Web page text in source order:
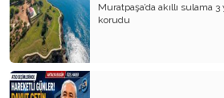
BİR SERGİ İKİ SANATÇI
SELMA RIZA İLK TÜRK KADIN
UĞUR MUMCU UNUTMADIK
Muratpaşa’da akıllı sulama
korudu